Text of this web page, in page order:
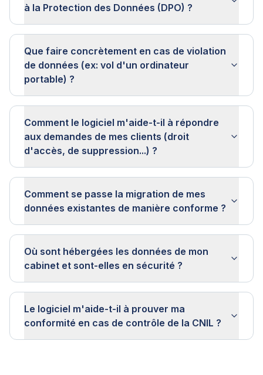
à la Protection des Données (DPO) ?
Que faire concrètement en cas de violation
de données (ex: vol d'un ordinateur
portable) ?
Comment le logiciel m'aide-t-il à répondre
aux demandes de mes clients (droit
d'accès, de suppression...) ?
Comment se passe la migration de mes
données existantes de manière conforme ?
Où sont hébergées les données de mon
cabinet et sont-elles en sécurité ?
Le logiciel m'aide-t-il à prouver ma
conformité en cas de contrôle de la CNIL ?